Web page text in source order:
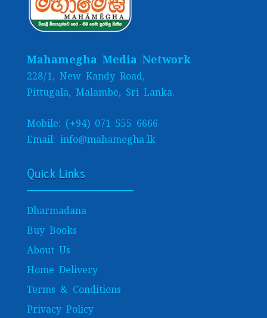
Mahamegha Media Network
228/1, New Kandy Road,
Pittugala, Malambe, Sri Lanka.
Mobile: (+94) 071 555 6666
Email: info@mahamegha.lk
Quick Links
Dharmadana
Buy Books
About Us
Home Delivery
Terms & Conditions
Privacy Policy